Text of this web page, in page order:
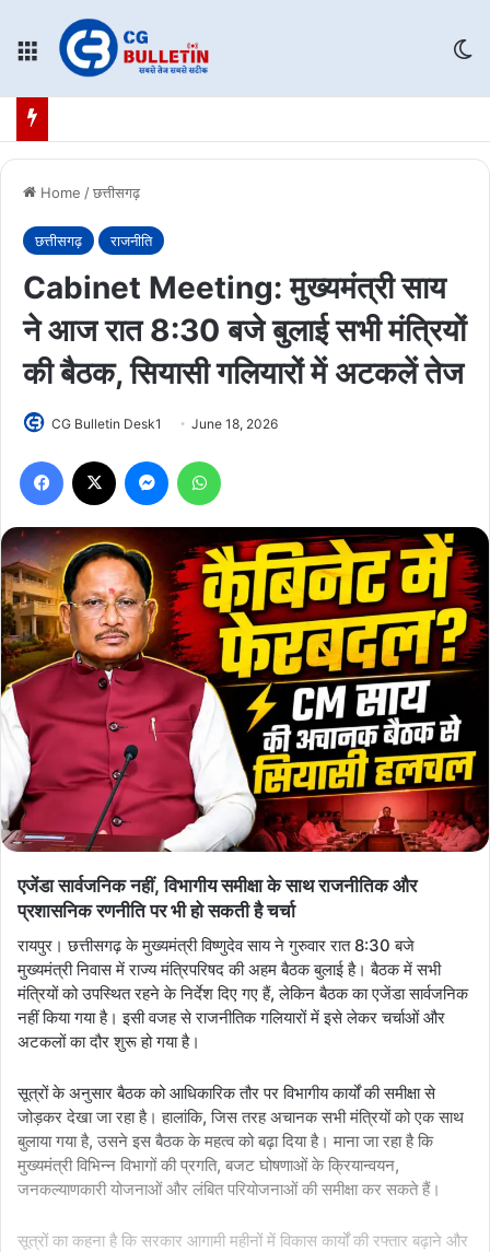
Menu
Home /छत्तीसगढ़
छत्तीसगढ़ राजनीति
Cabinet Meeting: मुख्यमंत्री साय
ने आज रात 8:30 बजे बुलाई सभी मंत्रियों
की बैठक, सियासी गलियारों में अटकलें तेज
CG Bulletin Desk1 June 18, 2026
Facebook Messenger
एजेंडा सार्वजनिक नहीं, विभागीय समीक्षा के साथ राजनीतिक और
प्रशासनिक रणनीति पर भी हो सकती है चर्चा
रायपुर। छत्तीसगढ़ के मुख्यमंत्री विष्णुदेव साय ने गुरुवार रात 8:30 बजे
मुख्यमंत्री निवास में राज्य मंत्रिपरिषद की अहम बैठक बुलाई है। बैठक में सभी
मंत्रियों को उपस्थित रहने के निर्देश दिए गए हैं, लेकिन बैठक का एजेंडा सार्वजनिक
नहीं किया गया है। इसी वजह से राजनीतिक गलियारों में इसे लेकर चर्चाओं और
अटकलों का दौर शुरू हो गया है।
सूत्रों के अनुसार बैठक को आधिकारिक तौर पर विभागीय कार्यों की समीक्षा से
जोड़कर देखा जा रहा है। हालांकि, जिस तरह अचानक सभी मंत्रियों को एक साथ
बुलाया गया है, उसने इस बैठक के महत्व को बढ़ा दिया है। माना जा रहा है कि
मुख्यमंत्री विभिन्न विभागों की प्रगति, बजट घोषणाओं के क्रियान्वयन,
जनकल्याणकारी योजनाओं और लंबित परियोजनाओं की समीक्षा कर सकते हैं।
सूत्रों का कहना है कि सरकार आगामी महीनों में विकास कार्यों की रफ्तार बढ़ाने और